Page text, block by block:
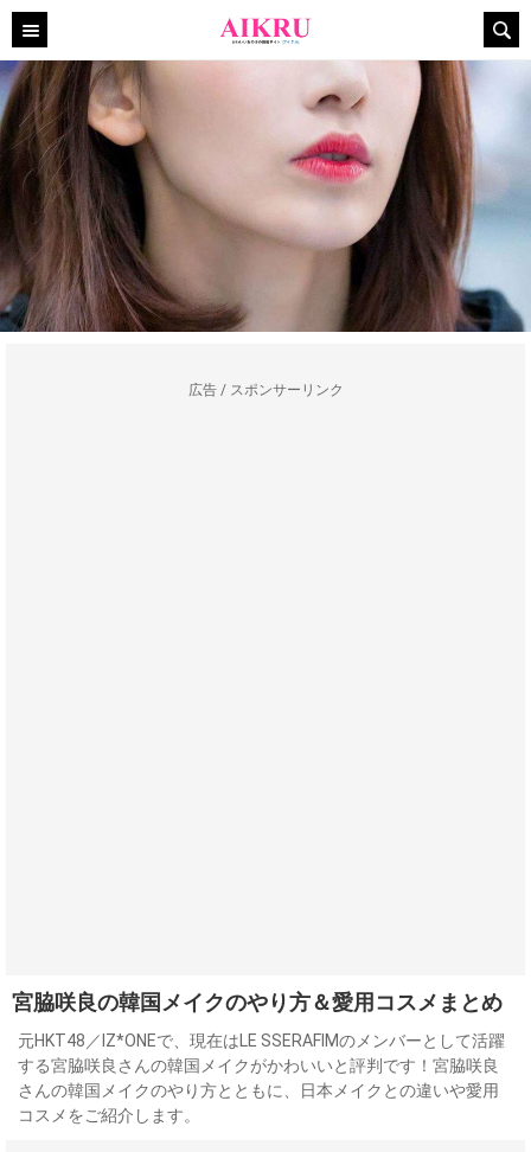
広告 / スポンサーリンク
宮脇咲良の韓国メイクのやり方＆愛用コスメまとめ
元HKT48／IZ*ONEで、現在はLE SSERAFIMのメンバーとして活躍
する宮脇咲良さんの韓国メイクがかわいいと評判です！宮脇咲良
さんの韓国メイクのやり方とともに、日本メイクとの違いや愛用
コスメをご紹介します。